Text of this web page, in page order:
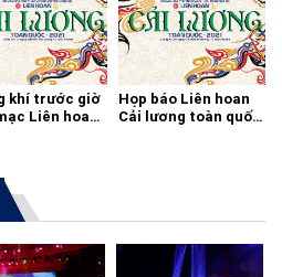
khí trước giờ
Liên hoan
Họp báo Liên hoan
Cải lương toàn quốc